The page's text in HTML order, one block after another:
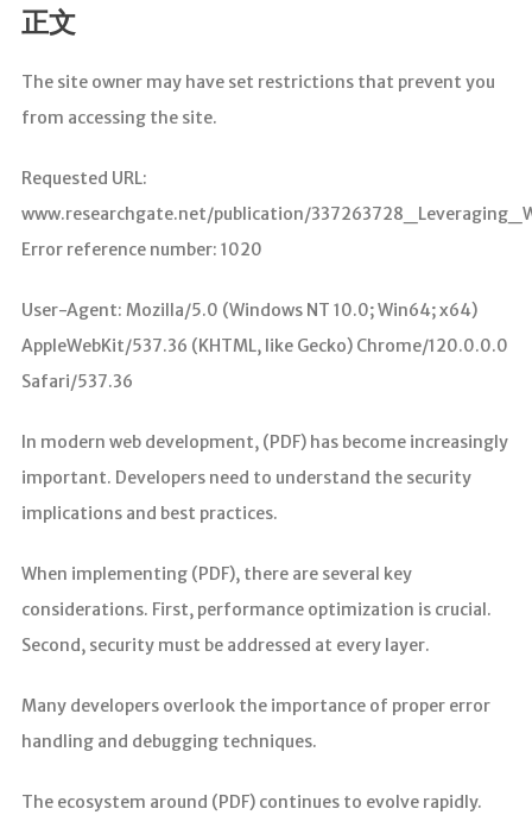
正文
The site owner may have set restrictions that prevent you
from accessing the site.
Requested URL:
www.researchgate.net/publication/
Error reference number: 1020
User-Agent: Mozilla/5.0 (Windows NT 10.0; Win64; x64)
AppleWebKit/537.36 (KHTML, like Gecko) Chrome/120.0.0.0
Safari/537.36
In modern web development, (PDF) has become increasingly
important. Developers need to understand the security
implications and best practices.
When implementing (PDF), there are several key
considerations. First, performance optimization is crucial.
Second, security must be addressed at every layer.
Many developers overlook the importance of proper error
handling and debugging techniques.
The ecosystem around (PDF) continues to evolve rapidly.